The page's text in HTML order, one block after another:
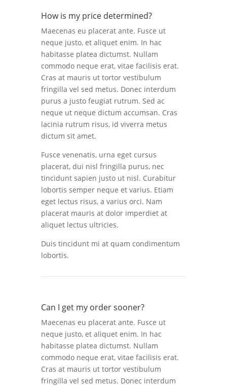
How is my price determined?
Maecenas eu placerat ante. Fusce ut
neque justo, et aliquet enim. In hac
habitasse platea dictumst. Nullam
commodo neque erat, vitae facilisis erat.
Cras at mauris ut tortor vestibulum
fringilla vel sed metus. Donec interdum
purus a justo feugiat rutrum. Sed ac
neque ut neque dictum accumsan. Cras
lacinia rutrum risus, id viverra metus
dictum sit amet.
Fusce venenatis, urna eget cursus
placerat, dui nisl fringilla purus, nec
tincidunt sapien justo ut nisl. Curabitur
lobortis semper neque et varius. Etiam
eget lectus risus, a varius orci. Nam
placerat mauris at dolor imperdiet at
aliquet lectus ultricies.
Duis tincidunt mi at quam condimentum
lobortis.
Can I get my order sooner?
Maecenas eu placerat ante. Fusce ut
neque justo, et aliquet enim. In hac
habitasse platea dictumst. Nullam
commodo neque erat, vitae facilisis erat.
Cras at mauris ut tortor vestibulum
fringilla vel sed metus. Donec interdum